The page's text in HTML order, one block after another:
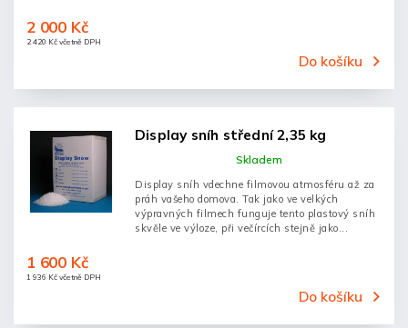
2 420 Kč včetně DPH
2 000 Kč
Do košíku
Display sníh střední 2,35 kg
Skladem
1 936 Kč včetně DPH
1 600 Kč
Do košíku
Display sníh vdechne filmovou atmosféru až za
práh vašeho domova. Tak jako ve velkých
výpravných filmech funguje tento plastový sníh
skvěle ve výloze, při večírcích stejně jako...